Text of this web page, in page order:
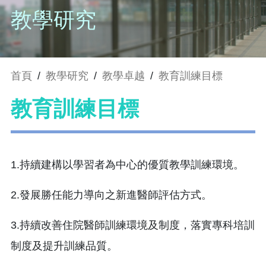
教學研究
首頁 / 教學研究 / 教學卓越 / 教育訓練目標
教育訓練目標
1.持續建構以學習者為中心的優質教學訓練環境。
2.發展勝任能力導向之新進醫師評估方式。
3.持續改善住院醫師訓練環境及制度，落實專科培訓
制度及提升訓練品質。